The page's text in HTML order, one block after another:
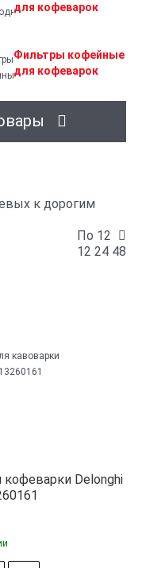
для кофеварок
Фильтры кофейные
для кофеварок
к дорогим
По 12
12 24 48
кофеварки Delonghi